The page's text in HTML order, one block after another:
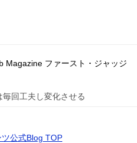
Magazine ファースト・ジャッジ
毎回工夫し変化させる
公式Blog TOP